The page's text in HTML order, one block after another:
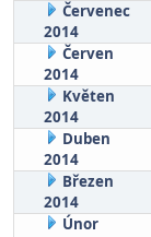
Červenec
2014
Červen
2014
Květen
2014
Duben
2014
Březen
2014
Únor